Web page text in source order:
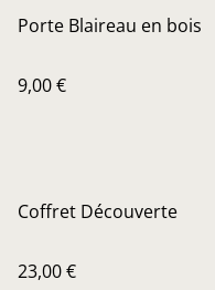
Porte Blaireau en bois
9,00 €
Coffret Découverte
23,00 €